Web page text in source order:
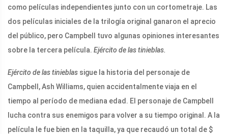
como películas independientes junto con un cortometraje. Las
dos películas iniciales de la trilogía original ganaron el aprecio
del público, pero Campbell tuvo algunas opiniones interesantes
sobre la tercera película. Ejército de las tinieblas.
Ejército de las tinieblas sigue la historia del personaje de
Campbell, Ash Williams, quien accidentalmente viaja en el
tiempo al período de mediana edad. El personaje de Campbell
lucha contra sus enemigos para volver a su tiempo original. A la
película le fue bien en la taquilla, ya que recaudó un total de $